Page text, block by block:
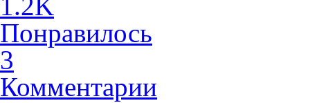
Понравилось
3
Комментарии